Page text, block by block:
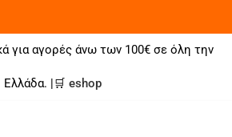
για αγορές άνω των 100€ σε όλη την
Ελλάδα. |🛒 eshop